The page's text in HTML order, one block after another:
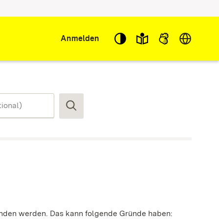
Anmelden Sprache
Suchen
werden. Das kann folgende Gründe haben: